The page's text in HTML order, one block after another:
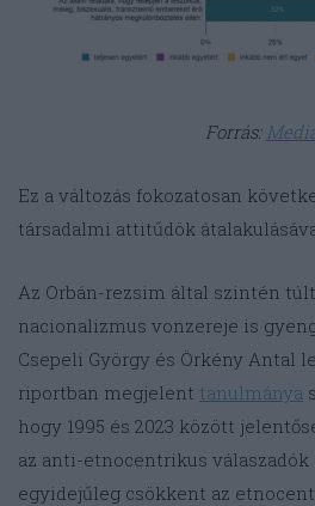
Forrás:
Ez a változás fokozatosan
társadalmi attitűdök
Az Orbán-rezsim által szintén
nacionalizmus vonzereje is
Csepeli György és Örkény Antal
riportban megjelent tanulmánya
hogy 1995 és 2023 között
az anti-etnocentrikus válaszadók
egyidejűleg csökkent az